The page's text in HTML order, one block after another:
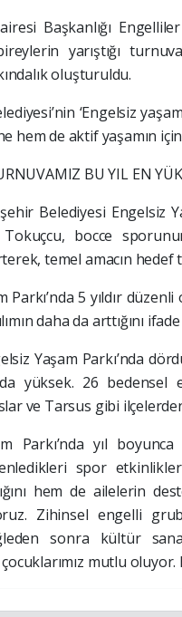
Başkanlığı
yarıştığı
oluşturuldu.
‘Engelsiz
hem de aktif yaşamın
BU YIL EN
Belediyesi Engelsiz
bocce
temel amacın hedef
Parkı’nda 5 yıldır
daha da arttığını
Yaşam Parkı’nda
yüksek. 26 bedensel
ve Tarsus gibi ilçelerden
Parkı’nda yıl
spor
hem de ailelerin
Zihinsel engelli
sonra kültür
çocuklarımız mutlu